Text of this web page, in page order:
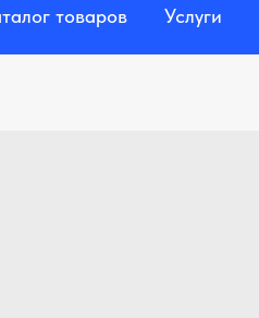
товаров Услуги